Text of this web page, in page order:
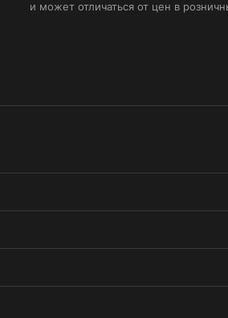
и может отличаться от цен в